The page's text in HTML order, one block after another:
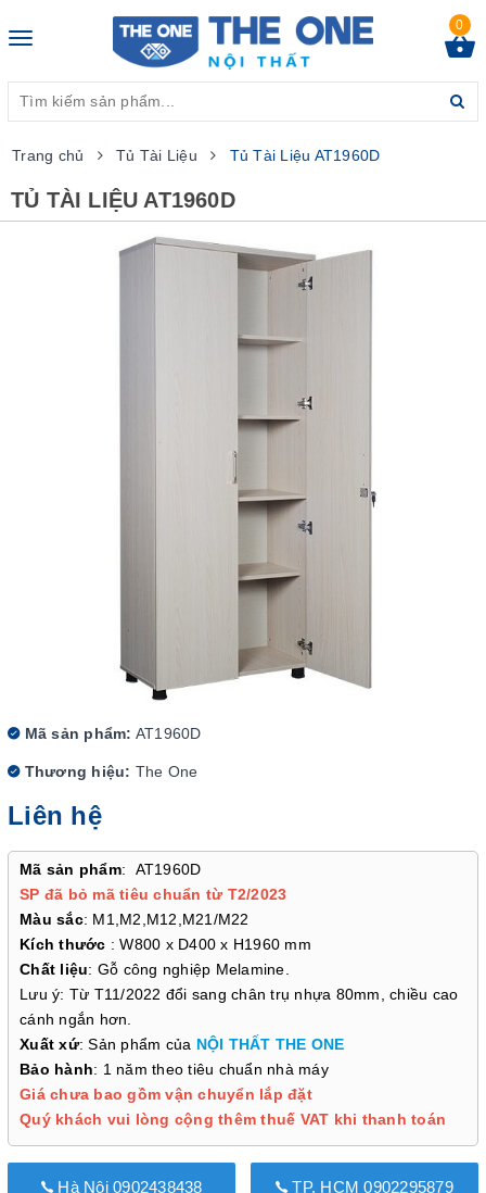
Toggle
0
Trang chủ Tủ Tài Liệu Tủ Tài Liệu AT1960D
TỦ TÀI LIỆU AT1960D
Mã sản phẩm: AT1960D
Thương hiệu: The One
Liên hệ
Mã sản phẩm: AT1960D
SP đã bỏ mã tiêu chuẩn từ T2/2023
Màu sắc: M1,M2,M12,M21/M22
Kích thước : W800 x D400 x H1960 mm
Chất liệu: Gỗ công nghiệp Melamine.
Lưu ý: Từ T11/2022 đổi sang chân trụ nhựa 80mm, chiều cao
cánh ngắn hơn.
Xuất xứ: Sản phẩm của NỘI THẤT THE ONE
Bảo hành: 1 năm theo tiêu chuẩn nhà máy
Giá chưa bao gồm vận chuyển lắp đặt
Quý khách vui lòng cộng thêm thuế VAT khi thanh toán
Hà Nội 0902438438 TP. HCM 0902295879